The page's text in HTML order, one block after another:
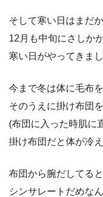
そして寒い日はまだ
12月も中旬にさしか
寒い日がやってきまし
今まで冬は体に毛布
そのうえに掛け布団
(布団に入った時肌に
掛け布団だと体が冷
布団から腕だしてると
シンサレートだめな